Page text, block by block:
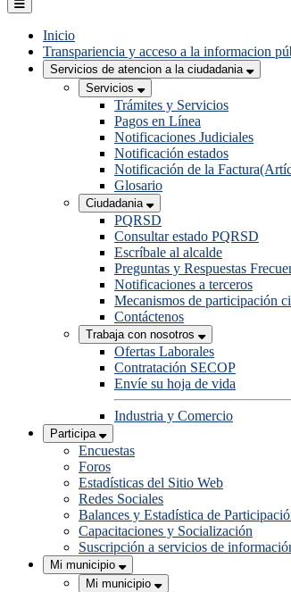
Inicio
Transpariencia y acceso a la informacion
Servicios de atencion a la ciudadania
Servicios
Trámites y Servicios
Pagos en Línea
Notificaciones Judiciales
Notificación estados
Notificación de la
Glosario
Ciudadania
PQRSD
Consultar estado PQRSD
Escríbale al alcalde
Preguntas y Respuestas
Notificaciones a terceros
Mecanismos de participación
Contáctenos
Trabaja con nosotros
Ofertas Laborales
Contratación SECOP
Envíe su hoja de vida
Industria y Comercio
Participa
Encuestas
Foros
Estadísticas del Sitio Web
Redes Sociales
Balances y Estadística de
Capacitaciones y Socialización
Suscripción a servicios de
Mi municipio
Mi municipio